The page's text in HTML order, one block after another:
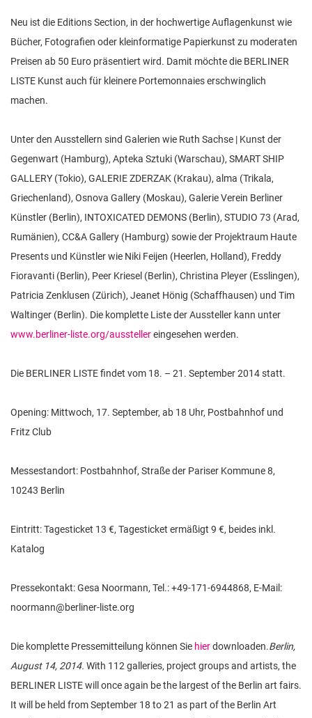
Neu ist die Editions Section, in der hochwertige Auflagenkunst wie
Bücher, Fotografien oder kleinformatige Papierkunst zu moderaten
Preisen ab 50 Euro präsentiert wird. Damit möchte die BERLINER
LISTE Kunst auch für kleinere Portemonnaies erschwinglich
machen.
Unter den Ausstellern sind Galerien wie Ruth Sachse | Kunst der
Gegenwart (Hamburg), Apteka Sztuki (Warschau), SMART SHIP
GALLERY (Tokio), GALERIE ZDERZAK (Krakau), alma (Trikala,
Griechenland), Osnova Gallery (Moskau), Galerie Verein Berliner
Künstler (Berlin), INTOXICATED DEMONS (Berlin), STUDIO 73 (Arad,
Rumänien), CC&A Gallery (Hamburg) sowie der Projektraum Haute
Presents und Künstler wie Niki Feijen (Heerlen, Holland), Freddy
Fioravanti (Berlin), Peer Kriesel (Berlin), Christina Pleyer (Esslingen),
Patricia Zenklusen (Zürich), Jeanet Hönig (Schaffhausen) und Tim
Waltinger (Berlin). Die komplette Liste der Aussteller kann unter
www.berliner-liste.org/ausstellereingesehen werden.
Die BERLINER LISTE findet vom 18. – 21. September 2014 statt.
Opening: Mittwoch, 17. September, ab 18 Uhr, Postbahnhof und
Fritz Club
Messestandort: Postbahnhof, Straße der Pariser Kommune 8,
10243 Berlin
Eintritt: Tagesticket 13 €, Tagesticket ermäßigt 9 €, beides inkl.
Katalog
Pressekontakt: Gesa Noormann, Tel.: +49-171-6944868, E-Mail:
noormann@berliner-liste.org
Die komplette Pressemitteilung können Sie hierdownloaden.Berlin,
August 14, 2014. With 112 galleries, project groups and artists, the
BERLINER LISTE will once again be the largest of the Berlin art fairs.
It will be held from September 18 to 21 as part of the Berlin Art